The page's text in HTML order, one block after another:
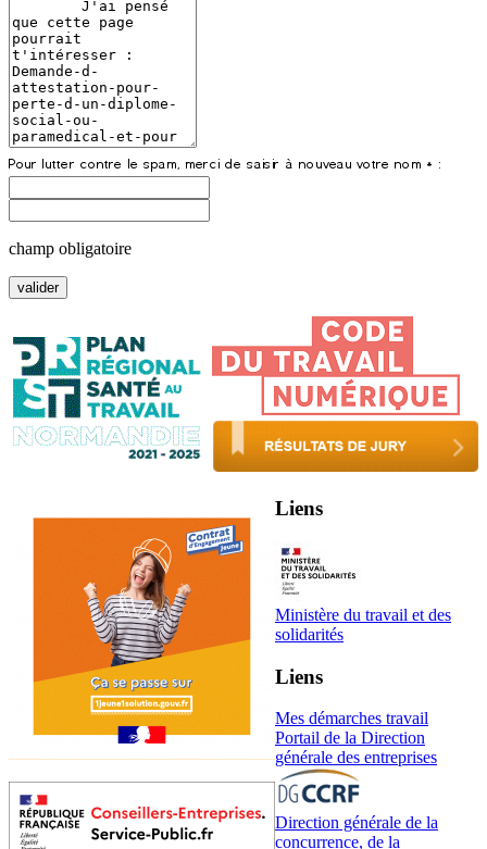
champ obligatoire
Liens
Ministère du travail et des
solidarités
Liens
Mes démarches travail
Portail de la Direction
générale des entreprises
Direction générale de la
concurrence, de la